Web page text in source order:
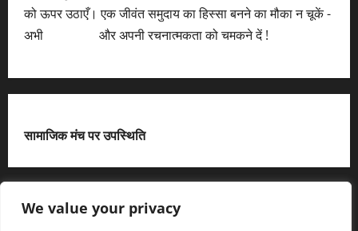
We value your privacy
को ऊपर उठाएँ। एक जीवंत समुदाय का हिस्सा बनने का मौका न चूकें -
अभी
और अपनी रचनात्मकता को चमकने दें !
सामाजिक मंच पर उपस्थिति
X